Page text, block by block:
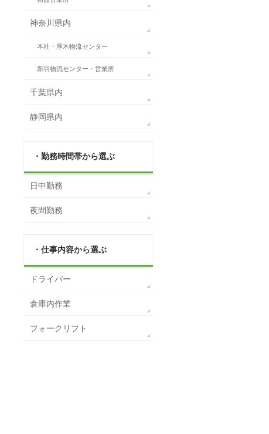
神奈川県内
本社・厚木物流センター
新羽物流センター・営業所
千葉県内
静岡県内
・勤務時間帯から選ぶ
日中勤務
夜間勤務
・仕事内容から選ぶ
ドライバー
倉庫内作業
フォークリフト